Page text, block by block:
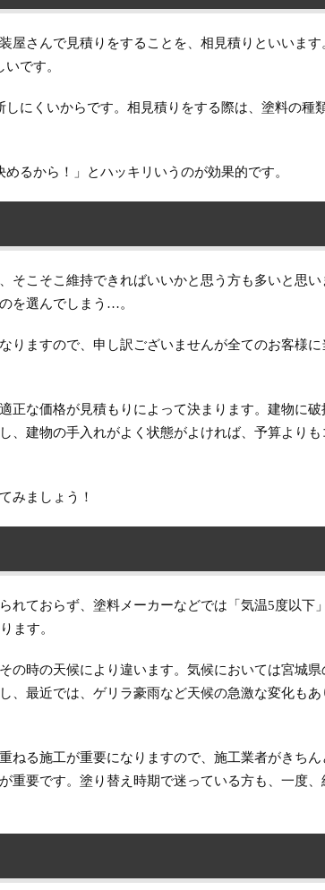
屋さんで見積りをすることを、相見積りといいます
です。
にくいからです。相見積りをする際は、塗料の種
るから！」とハッキリいうのが効果的です。
そこそこ維持できればいいかと思う方も多いと思い
を選んでしまう…。
りますので、申し訳ございませんが全てのお客様に
正な価格が見積もりによって決まります。建物に破
、建物の手入れがよく状態がよければ、予算よりも
みましょう！
れておらず、塗料メーカーなどでは「気温5度以下
ます。
の時の天候により違います。気候においては宮城県
、最近では、ゲリラ豪雨など天候の急激な変化もあ
ねる施工が重要になりますので、施工業者がきちん
重要です。塗り替え時期で迷っている方も、一度、